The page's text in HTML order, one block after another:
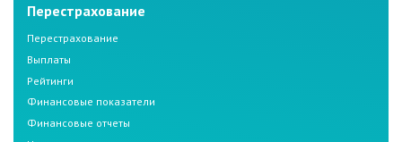
Перестрахование
Перестрахование
Выплаты
Рейтинги
Финансовые показатели
Финансовые отчеты